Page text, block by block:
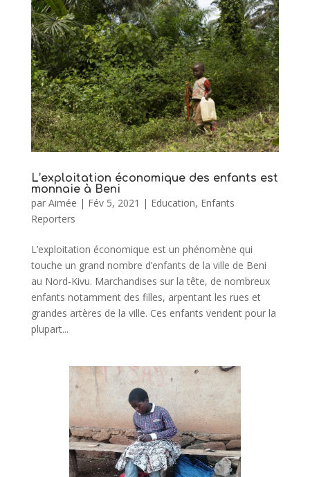
L’exploitation économique des enfants est
monnaie à Beni
par Aimée | Fév 5, 2021 | Education, Enfants
Reporters
L’exploitation économique est un phénomène qui
touche un grand nombre d’enfants de la ville de Beni
au Nord-Kivu. Marchandises sur la tête, de nombreux
enfants notamment des filles, arpentant les rues et
grandes artères de la ville. Ces enfants vendent pour la
plupart...